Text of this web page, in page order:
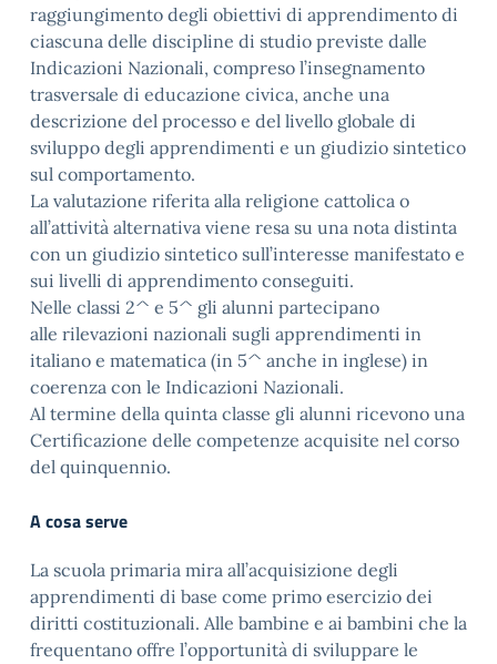
raggiungimento degli obiettivi di apprendimento di
ciascuna delle discipline di studio previste dalle
Indicazioni Nazionali, compreso l’insegnamento
trasversale di educazione civica, anche una
descrizione del processo e del livello globale di
sviluppo degli apprendimenti e un giudizio sintetico
sul comportamento.
La valutazione riferita alla religione cattolica o
all’attività alternativa viene resa su una nota distinta
con un giudizio sintetico sull’interesse manifestato e
sui livelli di apprendimento conseguiti.
Nelle classi 2^ e 5^ gli alunni partecipano
alle rilevazioni nazionali sugli apprendimenti in
italiano e matematica (in 5^ anche in inglese) in
coerenza con le Indicazioni Nazionali.
Al termine della quinta classe gli alunni ricevono una
Certificazione delle competenze acquisite nel corso
del quinquennio.
A cosa serve
La scuola primaria mira all’acquisizione degli
apprendimenti di base come primo esercizio dei
diritti costituzionali. Alle bambine e ai bambini che la
frequentano offre l’opportunità di sviluppare le